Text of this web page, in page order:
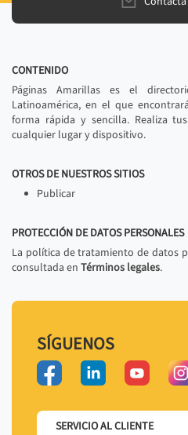
CONTENIDO
Páginas Amarillas es el
Latinoamérica, en el que
forma rápida y sencilla. Realiza
cualquier lugar y dispositivo.
OTROS DE NUESTROS SITIOS
Publicar
PROTECCIÓN DE DATOS PERSONALES
La política de tratamiento de datos
consultada en Términos legales.
SÍGUENOS
SERVICIO AL CLIENTE